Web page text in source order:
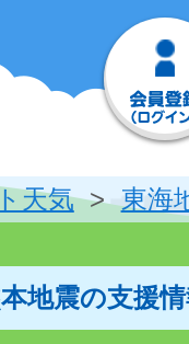
天気 東海
地震の支援